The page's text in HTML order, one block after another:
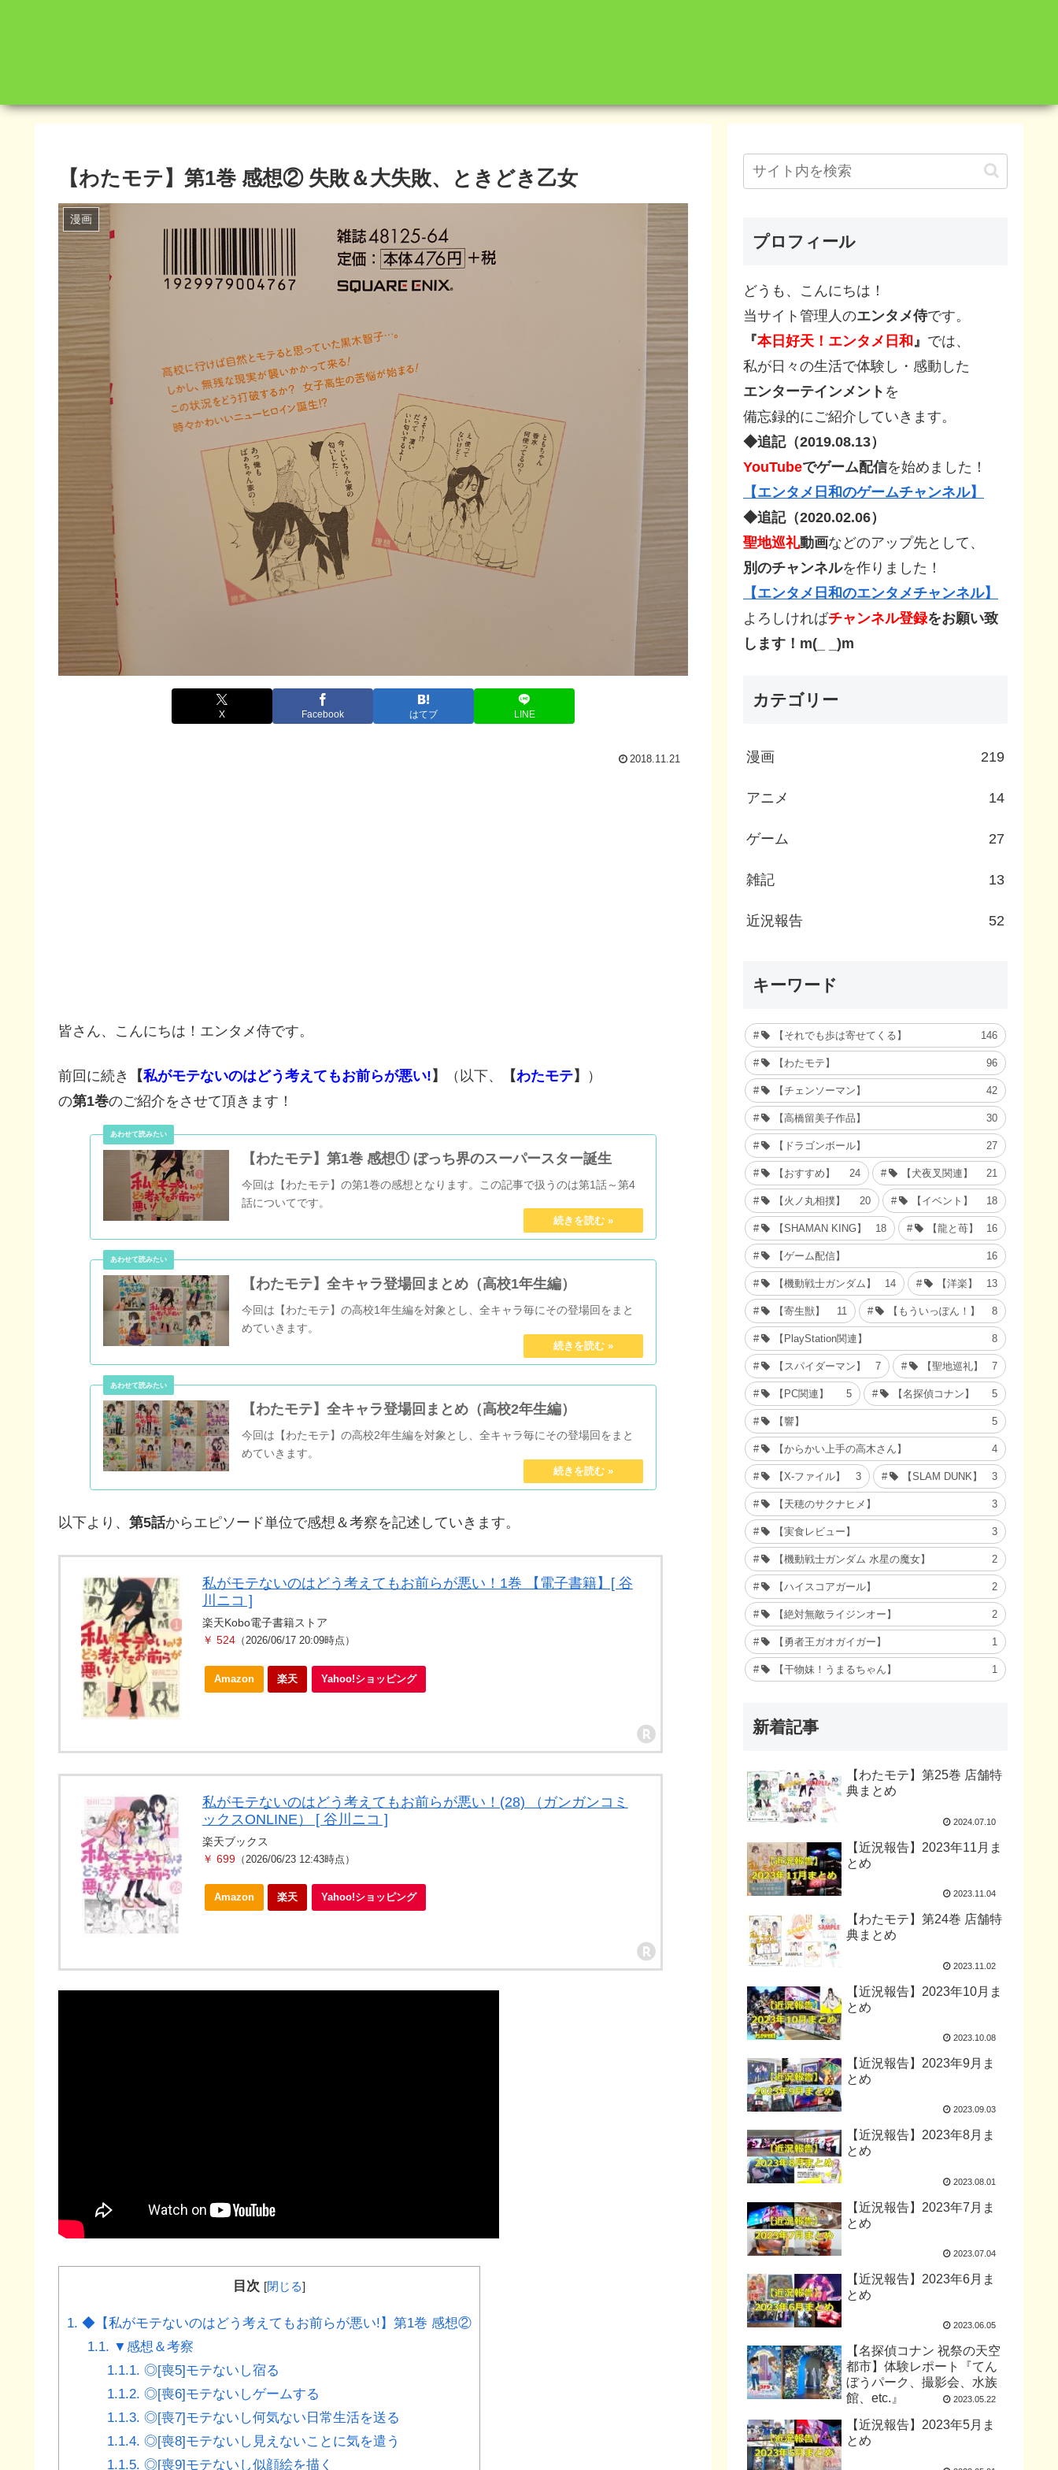
【わたモテ】第1巻 感想② 失敗＆大失敗、ときどき乙女
漫画
X Facebook はてブ LINE
2018.11.21
皆さん、こんにちは！エンタメ侍です。
前回に続き 【私がモテないのはどう考えてもお前らが悪い! 】 （以下、 【わたモテ】
）
の第1巻のご紹介をさせて頂きます！
【わたモテ】第1巻 感想① ぼっち界のスーパースター誕生
今回は【わたモテ】の第1巻の感想となります。この記事で扱うのは第1話～第4
話についてです。
【わたモテ】全キャラ登場回まとめ（高校1年生編）
今回は【わたモテ】の高校1年生編を対象とし、全キャラ毎にその登場回をまと
めていきます。
【わたモテ】全キャラ登場回まとめ（高校2年生編）
今回は【わたモテ】の高校2年生編を対象とし、全キャラ毎にその登場回をまと
めていきます。
以下より、 第5話からエピソード単位で感想＆考察を記述していきます。
私がモテないのはどう考えてもお前らが悪い！1巻 【電子書籍】[ 谷
川ニコ ]
楽天Kobo電子書籍ストア
￥ 524（2026/06/17 20:09時点）
Amazon 楽天 Yahoo!ショッピング
私がモテないのはどう考えてもお前らが悪い！(28) （ガンガンコミ
ックスONLINE） [ 谷川ニコ ]
楽天ブックス
￥ 699（2026/06/23 12:43時点）
Amazon 楽天 Yahoo!ショッピング
目次 [閉じる]
1. ◆【私がモテないのはどう考えてもお前らが悪い!】第1巻 感想②
1.1. ▼感想＆考察
1.1.1. ◎[喪5]モテないし宿る
1.1.2. ◎[喪6]モテないしゲームする
1.1.3. ◎[喪7]モテないし何気ない日常生活を送る
1.1.4. ◎[喪8]モテないし見えないことに気を遣う
1.1.5. ◎[喪9]モテないし似顔絵を描く
プロフィール
どうも、こんにちは！
当サイト管理人のエンタメ侍です。
『本日好天！エンタメ日和 』 では、
私が日々の生活で体験し・感動した
エンターテインメント を
備忘録的にご紹介していきます。
◆追記（2019.08.13）
YouTubeでゲーム配信を始めました！
【エンタメ日和のゲームチャンネル】
◆追記（2020.02.06）
聖地巡礼動画などのアップ先として、
別のチャンネルを作りました！
【エンタメ日和のエンタメチャンネル】
よろしければチャンネル登録をお願い致
します！m(_ _)m
カテゴリー
漫画 219
アニメ 14
ゲーム 27
雑記 13
近況報告 52
キーワード
【それでも歩は寄せてくる】 146
【わたモテ】 96
【チェンソーマン】 42
【高橋留美子作品】 30
【ドラゴンボール】 27
【おすすめ】 24 【犬夜叉関連】 21
【火ノ丸相撲】 20 【イベント】 18
【SHAMAN KING】 18 【龍と苺】 16
【ゲーム配信】 16
【機動戦士ガンダム】 14 【洋楽】 13
【寄生獣】 11 【もういっぽん！】 8
【PlayStation関連】 8
【スパイダーマン】 7 【聖地巡礼】 7
【PC関連】 5 【名探偵コナン】 5
【響】 5
【からかい上手の高木さん】 4
【X-ファイル】 3 【SLAM DUNK】 3
【天穂のサクナヒメ】 3
【実食レビュー】 3
【機動戦士ガンダム 水星の魔女】 2
【ハイスコアガール】 2
【絶対無敵ライジンオー】 2
【勇者王ガオガイガー】 1
【干物妹！うまるちゃん】 1
新着記事
【わたモテ】第25巻 店舗特
典まとめ
2024.07.10
【近況報告】2023年11月ま
とめ
2023.11.04
【わたモテ】第24巻 店舗特
典まとめ
2023.11.02
【近況報告】2023年10月ま
とめ
2023.10.08
【近況報告】2023年9月ま
とめ
2023.09.03
【近況報告】2023年8月ま
とめ
2023.08.01
【近況報告】2023年7月ま
とめ
2023.07.04
【近況報告】2023年6月ま
とめ
2023.06.05
【名探偵コナン 祝祭の天空
都市】体験レポート『てん
ぼうパーク、撮影会、水族
館、etc.』
2023.05.22
【近況報告】2023年5月ま
とめ